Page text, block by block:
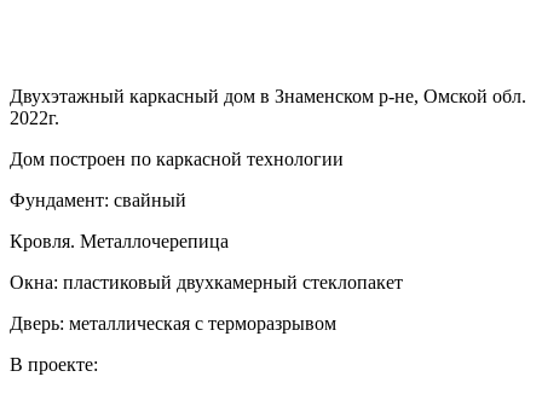
Двухэтажный каркасный дом в Знаменском р-не, Омской обл.
2022г.
Дом построен по каркасной технологии
Фундамент: свайный
Кровля. Металлочерепица
Окна: пластиковый двухкамерный стеклопакет
Дверь: металлическая с терморазрывом
В проекте: